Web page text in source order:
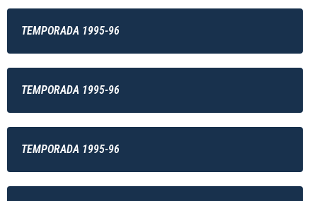
TEMPORADA 1995-96
TEMPORADA 1995-96
TEMPORADA 1995-96